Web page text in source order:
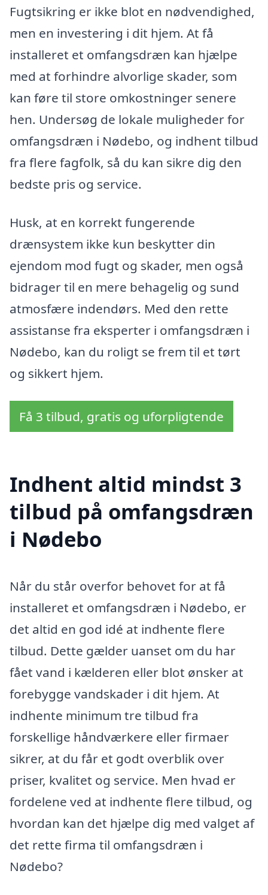
Fugtsikring er ikke blot en nødvendighed,
men en investering i dit hjem. At få
installeret et omfangsdræn kan hjælpe
med at forhindre alvorlige skader, som
kan føre til store omkostninger senere
hen. Undersøg de lokale muligheder for
omfangsdræn i Nødebo, og indhent tilbud
fra flere fagfolk, så du kan sikre dig den
bedste pris og service.
Husk, at en korrekt fungerende
drænsystem ikke kun beskytter din
ejendom mod fugt og skader, men også
bidrager til en mere behagelig og sund
atmosfære indendørs. Med den rette
assistanse fra eksperter i omfangsdræn i
Nødebo, kan du roligt se frem til et tørt
og sikkert hjem.
Få 3 tilbud, gratis og uforpligtende
Indhent altid mindst 3
tilbud på omfangsdræn
i Nødebo
Når du står overfor behovet for at få
installeret et omfangsdræn i Nødebo, er
det altid en god idé at indhente flere
tilbud. Dette gælder uanset om du har
fået vand i kælderen eller blot ønsker at
forebygge vandskader i dit hjem. At
indhente minimum tre tilbud fra
forskellige håndværkere eller firmaer
sikrer, at du får et godt overblik over
priser, kvalitet og service. Men hvad er
fordelene ved at indhente flere tilbud, og
hvordan kan det hjælpe dig med valget af
det rette firma til omfangsdræn i
Nødebo?